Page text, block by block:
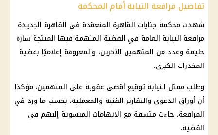
تفاصيل مرافعة النيابة أمام المحكمة
شهدت محكمة جنايات القاهرة المنعقدة في القاهرة الجديدة
مرافعة النيابة العامة في القضية المتهمة فيها المنتجة سارة
خليفة وعدد من المتهمين الآخرين، والمعروفة إعلاميًا بقضية
المخدرات الكبرى.
وطلب ممثل النيابة توقيع أقصى عقوبة على المتهمين، مؤكدًا
أن أوراق الدعوى والتقارير الفنية والمعملية، بحسب ما ورد في
المرافعة، جاءت متسقة مع الاتهامات المنسوبة إليهم في
القضية.